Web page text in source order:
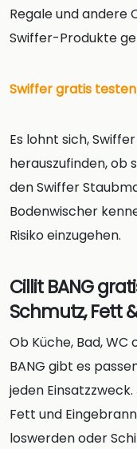
Regale und andere
Swiffer-Produkte
Swiffer gratis testen
Es lohnt sich,
herauszufinden, ob
den Swiffer
Bodenwischer
Risiko einzugehen.
Cillit BANG
Schmutz, Fett
Ob Küche, Bad,
BANG gibt es
jeden
Fett und
loswerden oder